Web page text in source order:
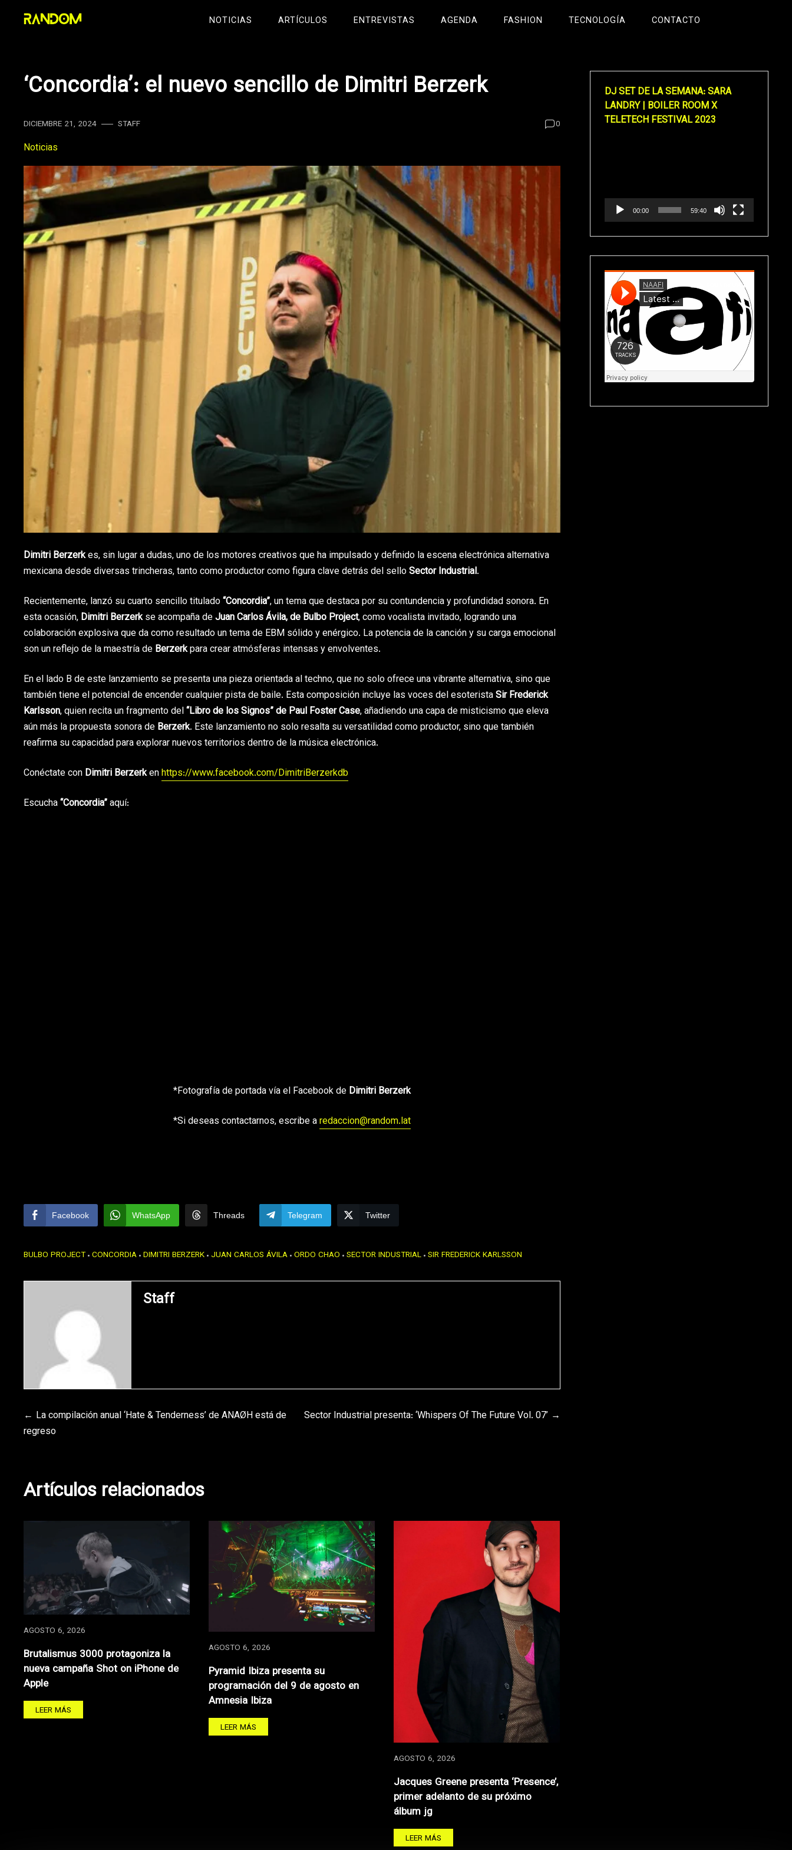
NOTICIAS ARTÍCULOS ENTREVISTAS AGENDA FASHION TECNOLOGÍA CONTACTO
‘Concordia’: el nuevo sencillo de Dimitri Berzerk
DICIEMBRE 21, 2024 STAFF 0
Noticias
Dimitri Berzerkes, sin lugar a dudas, uno de los motores creativos que ha impulsado y definido la escena electrónica alternativa
mexicana desde diversas trincheras, tanto como productor como figura clave detrás del selloSector Industrial.
Recientemente, lanzó su cuarto sencillo titulado“Concordia”, un tema que destaca por su contundencia y profundidad sonora. En
esta ocasión, Dimitri Berzerkse acompaña deJuan Carlos Ávila, de Bulbo Project, como vocalista invitado, logrando una
colaboración explosiva que da como resultado un tema de EBM sólido y enérgico. La potencia de la canción y su carga emocional
son un reflejo de la maestría de Berzerkpara crear atmósferas intensas y envolventes.
En el lado B de este lanzamiento se presenta una pieza orientada al techno, que no solo ofrece una vibrante alternativa, sino que
también tiene el potencial de encender cualquier pista de baile. Esta composición incluye las voces del esoteristaSir Frederick
Karlsson, quien recita un fragmento del“Libro de los Signos” de Paul Foster Case, añadiendo una capa de misticismo que eleva
aún más la propuesta sonora de Berzerk. Este lanzamiento no solo resalta su versatilidad como productor, sino que también
reafirma su capacidad para explorar nuevos territorios dentro de la música electrónica.
Conéctate con Dimitri Berzerkenhttps://www.facebook.com/DimitriBerzerkdb
Escucha“Concordia”aquí:
*Fotografía de portada vía el Facebook de Dimitri Berzerk
*Si deseas contactarnos, escribe aredaccion@random.lat
Facebook WhatsApp Threads Telegram Twitter
BULBO PROJECT CONCORDIA DIMITRI BERZERK JUAN CARLOS ÁVILA ORDO CHAO SECTOR INDUSTRIAL SIR FREDERICK KARLSSON
Staff
Navegación
entradas
La compilación anual ‘Hate & Tenderness’ de ANAØH está de
regreso
Sector Industrial presenta: ‘Whispers Of The Future Vol. 07’
Artículos relacionados
AGOSTO 6, 2026
Brutalismus 3000 protagoniza la
nueva campaña Shot on iPhone de
Apple
LEER MÁS
AGOSTO 6, 2026
Pyramid Ibiza presenta su
programación del 9 de agosto en
Amnesia Ibiza
LEER MÁS
AGOSTO 6, 2026
Jacques Greene presenta ‘Presence’,
primer adelanto de su próximo
álbum jg
LEER MÁS
DJ SET DE LA SEMANA: SARA
LANDRY | BOILER ROOM X
TELETECH FESTIVAL 2023
00:00 59:40